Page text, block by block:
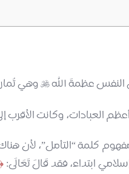
النفس عظمةَ الله وهي
أعظم العبادات، وكانت
كلمة “التأمل”، لأن هناك
ابتداء، فقد قَالَ تَعَالَى: